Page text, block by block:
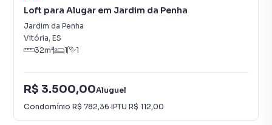
Loft para Alugar em Jardim da Penha
Jardim da Penha
Vitória, ES
32m² 1 1
R$ 3.500,00Aluguel
Condomínio R$ 782,36·IPTU R$ 112,00